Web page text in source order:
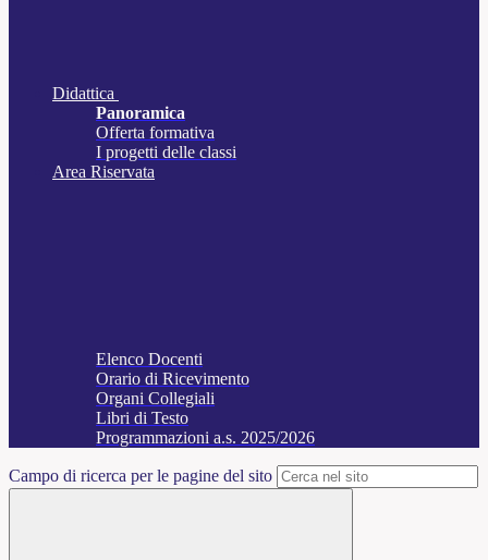
Didattica
Panoramica
Offerta formativa
I progetti delle classi
Area Riservata
Elenco Docenti
Orario di Ricevimento
Organi Collegiali
Libri di Testo
Programmazioni a.s. 2025/2026
Campo di ricerca per le pagine del sito